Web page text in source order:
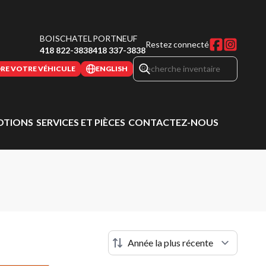
BOISCHATEL
418 822-3838
PORTNEUF
418 337-3838
Restez connecté
VOTRE VÉHICULE ENGLISH
SERVICES ET PIÈCES CONTACTEZ-NOUS